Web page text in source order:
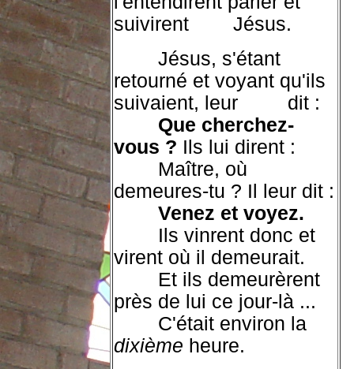
suivirent Jésus.
Jésus, s'étant
retourné et voyant qu'ils
suivaient, leur dit :
Que cherchez-
vous ? Ils lui dirent :
Maître, où
demeures-tu ? Il leur dit :
Venez et voyez.
Ils vinrent donc et
virent où il demeurait.
Et ils demeurèrent
près de lui ce jour-là ...
C'était environ la
dixième heure.